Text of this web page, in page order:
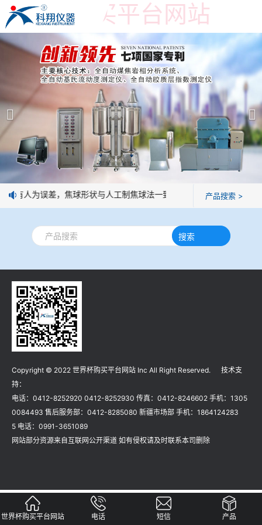
世界杯购买平台网站
世界杯购买平台网站
产品展示 ＞
焦炭高温性能检测系统
焦化行业检测及优化配煤设备
球团矿/烧结矿/块矿高温冶金性能检测系统
烧结/球团优化配矿研究设备
高炉配吹煤检测设备
冶金石灰活性度测定仪
矿石、焦炭物理检测及制样设备
工业分析、测硫仪等
公司简介
世界杯购买平台网站
企业业绩
技术交流
视频观赏
企业荣誉
世界杯购买平台网站
有人为误差，焦球形状与人工制焦球法一致或优于人工制焦球。
产品搜索 >
搜索
Copyright © 2022 世界杯购买平台网站 Inc All Right Reserved. 技术支
持：
电话：0412-8252920 0412-8252930 传真：0412-8246602 手机：1305
0084493 售后服务部：0412-8285080 新疆市场部 手机：1864124283
5 电话：0991-3651089
网站部分资源来自互联网公开渠道 如有侵权请及时联系本司删除
世界杯购买平台网站 电话 短信 产品